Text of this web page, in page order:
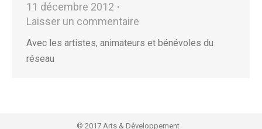
11 décembre 2012
Laisser un commentaire
Avec les artistes, animateurs et bénévoles du
réseau
© 2017 Arts & Développement